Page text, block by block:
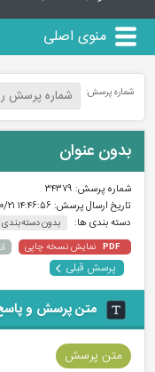
منوی اصلی
شماره پرسش:
بدون عنوان
شماره پرسش: ۳۴۳۷۹
تاریخ ارسال پرسش: ۱۴:۴۶:۵۶ ۱۴۰۱/۱۰/۲۱
دسته بندی ها:
بدون دسته بندی
PDF نمایش نسخه چاپی
پرسش قبلی
متن پرسش و
متن پرسش